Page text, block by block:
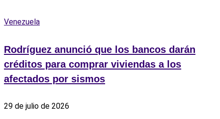
Venezuela
Rodríguez anunció que los bancos darán
créditos para comprar viviendas a los
afectados por sismos
29 de julio de 2026